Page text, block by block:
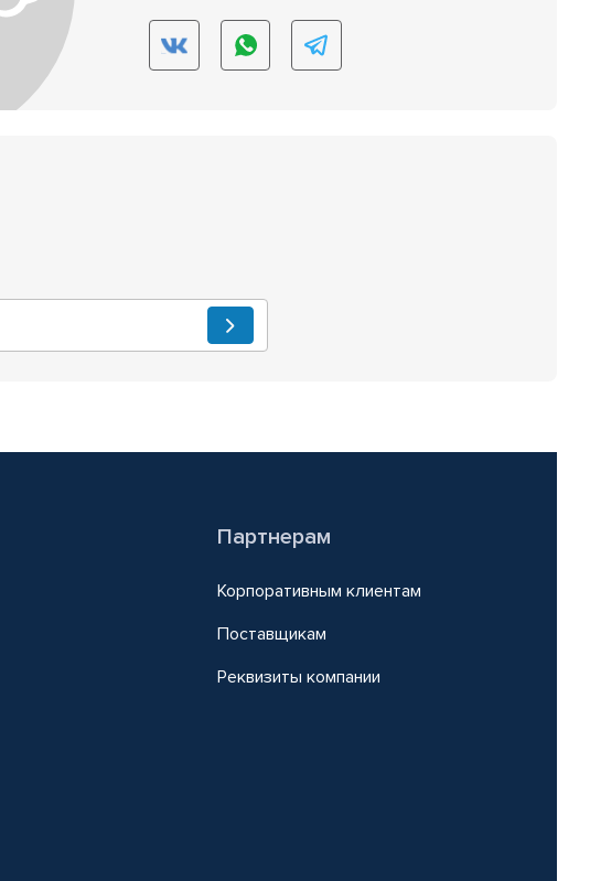
Партнерам
Корпоративным клиентам
Поставщикам
Реквизиты компании